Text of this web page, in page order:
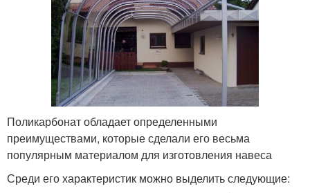
Поликарбонат обладает определенными
преимуществами, которые сделали его весьма
популярным материалом для изготовления навеса
Среди его характеристик можно выделить следующие: